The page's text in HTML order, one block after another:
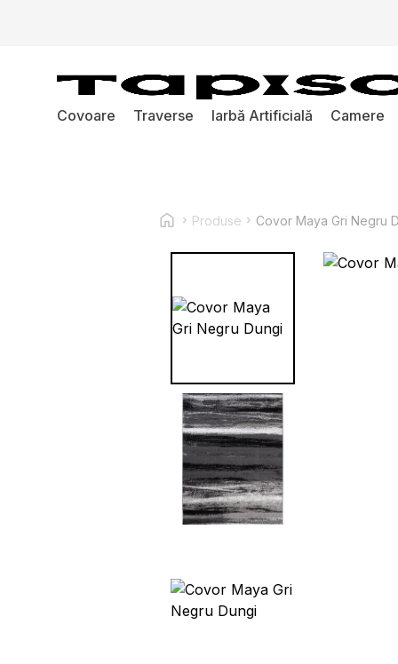
Covoare Traverse Iarbă Artificială Camere
Produse Covor Maya Gri Negru